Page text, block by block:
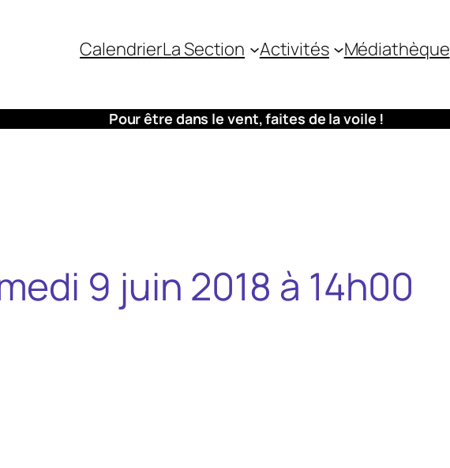
CalendrierLa Section Activités Médiathèque
Pour être dans le vent, faites de la voile !
9 juin 2018 à 14h00